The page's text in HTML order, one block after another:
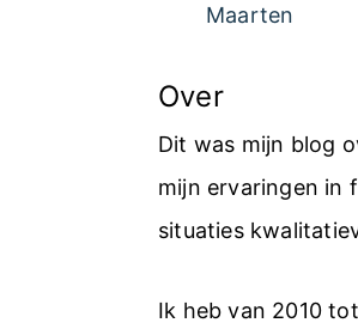
Maarten
Over
Dit was mijn blog
mijn ervaringen in
situaties
Ik heb van 2010